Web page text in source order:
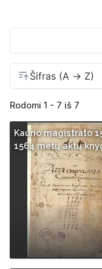
Rodomi 1 - 7 iš 7
Kauno magistrato
1564 metų aktų